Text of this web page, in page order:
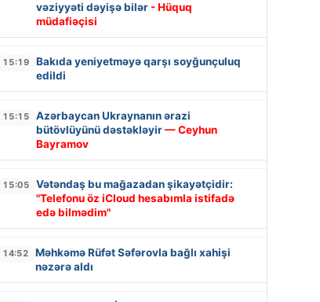
vəziyyəti dəyişə bilər - Hüquq
müdafiəçisi
15:19
Bakıda yeniyetməyə qarşı soyğunçuluq
edildi
15:15
Azərbaycan Ukraynanın ərazi
bütövlüyünü dəstəkləyir— Ceyhun
Bayramov
15:05
Vətəndaş bu mağazadan şikayətçidir:
"Telefonu öz iCloud hesabımla istifadə
edə bilmədim"
14:52
Məhkəmə Rüfət Səfərovla bağlı xahişi
nəzərə aldı